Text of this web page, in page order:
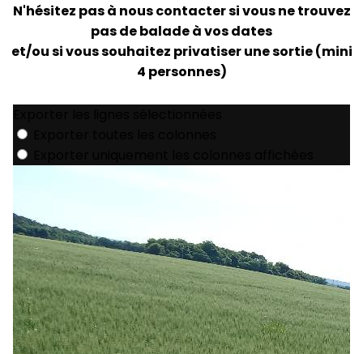
N'hésitez pas à nous contacter si vous ne trouvez
pas de balade à vos dates
et/ou si vous souhaitez privatiser une sortie (mini
4 personnes)